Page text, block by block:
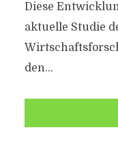
Diese
aktuelle Studie
den...